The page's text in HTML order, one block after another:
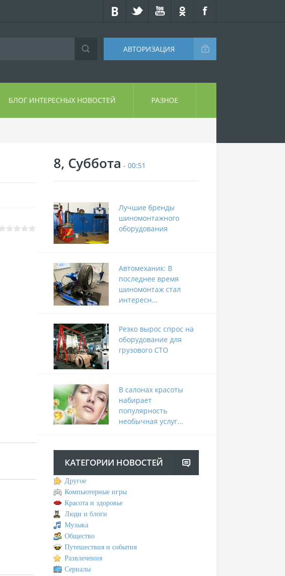
АВТОРИЗАЦИЯ
БЛОГ ИНТЕРЕСНЫХ НОВОСТЕЙ РАЗНОЕ
8, Суббота - 00:51
Лучшие бренды
шиномонтажного
оборудования
Автомеханик: В
последнее время
шиномонтаж стал
интересн...
Резко вырос спрос на
оборудование для
грузового СТО
В салонах красоты
набирает
популярность
необычная услуг...
КАТЕГОРИИ НОВОСТЕЙ
Другое
Компьютерные игры
Красота и здоровье
Люди и блоги
Музыка
Общество
Путешествия и события
Развлечения
Сериалы